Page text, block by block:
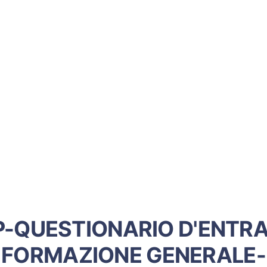
QUESTIONARIO
FORMAZIONE GENERALE-